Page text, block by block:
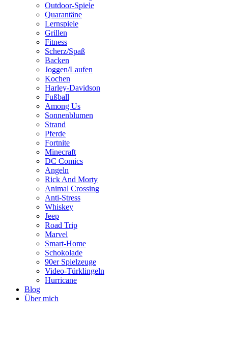
Outdoor-Spiele
Quarantäne
Lernspiele
Grillen
Fitness
Scherz/Spaß
Backen
Joggen/Laufen
Kochen
Harley-Davidson
Fußball
Among Us
Sonnenblumen
Strand
Pferde
Fortnite
Minecraft
DC Comics
Angeln
Rick And Morty
Animal Crossing
Anti-Stress
Whiskey
Jeep
Road Trip
Marvel
Smart-Home
Schokolade
90er Spielzeuge
Video-Türklingeln
Hurricane
Blog
Über mich